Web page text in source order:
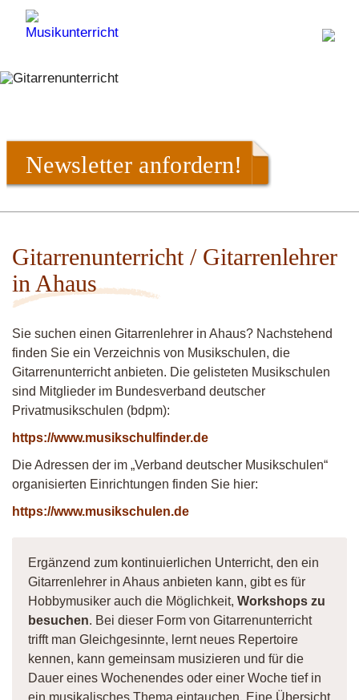
Newsletter anfordern!
Gitarrenunterricht / Gitarrenlehrer
in Ahaus
Sie suchen einen Gitarrenlehrer in Ahaus? Nachstehend
finden Sie ein Verzeichnis von Musikschulen, die
Gitarrenunterricht anbieten. Die gelisteten Musikschulen
sind Mitglieder im Bundesverband deutscher
Privatmusikschulen (bdpm):
https://www.musikschulfinder.de
Die Adressen der im „Verband deutscher Musikschulen“
organisierten Einrichtungen finden Sie hier:
https://www.musikschulen.de
Ergänzend zum kontinuierlichen Unterricht, den ein
Gitarrenlehrer in Ahaus anbieten kann, gibt es für
Hobbymusiker auch die Möglichkeit, Workshops zu
besuchen. Bei dieser Form von Gitarrenunterricht
trifft man Gleichgesinnte, lernt neues Repertoire
kennen, kann gemeinsam musizieren und für die
Dauer eines Wochenendes oder einer Woche tief in
ein musikalisches Thema eintauchen. Eine Übersicht